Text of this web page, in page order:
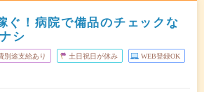
ぐ！病院で備品のチェックな
シ
別途支給あり 土日祝日が休み WEB登録OK